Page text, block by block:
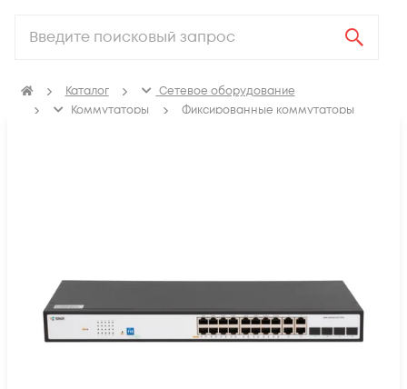
Каталог
Сетевое оборудование
Коммутаторы
Фиксированные коммутаторы